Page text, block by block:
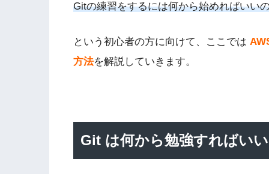
Gitの練習をするには何から始めればいい
という初心者の方に向けて、ここでは
方法を解説していきます。
Git は何から勉強すればい